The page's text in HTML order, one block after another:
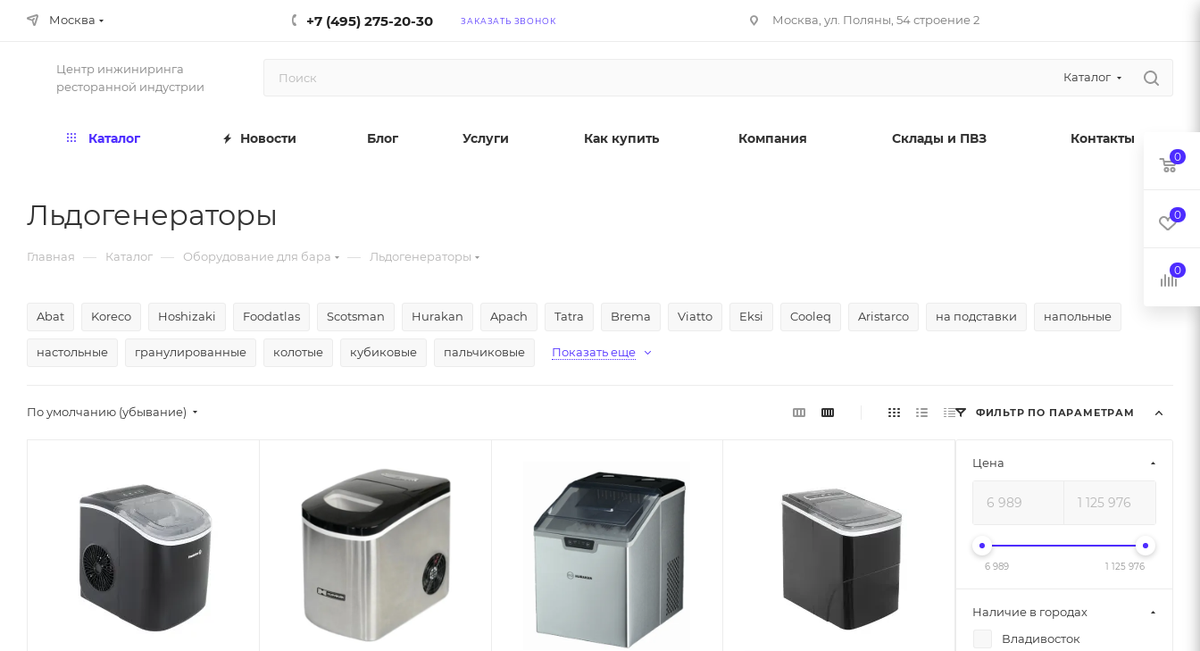
Москва +7 (495) 275-20-30 ЗАКАЗАТЬ ЗВОНОК Москва, ул. Поляны, 54 строение 2
Центр инжиниринга
ресторанной индустрии
Каталог
Каталог Новости Блог Услуги Как купить Компания Склады и ПВЗ Контакты
Льдогенераторы
Главная — Каталог — Оборудование для бара — Льдогенераторы
Abat Koreco Hoshizaki Foodatlas Scotsman Hurakan Apach Tatra Brema Viatto Eksi Cooleq Aristarco на подставки напольные
настольные гранулированные колотые кубиковые пальчиковые Показать еще
По умолчанию (убывание) ФИЛЬТР ПО ПАРАМЕТРАМ
Цена
6 989 1 125 976
Наличие в городах
Владивосток
0
0
0